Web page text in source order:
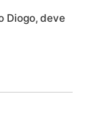
Diogo, deve